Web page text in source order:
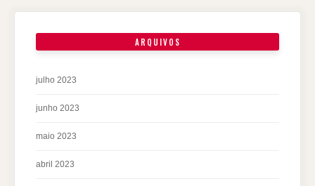
ARQUIVOS
julho 2023
junho 2023
maio 2023
abril 2023